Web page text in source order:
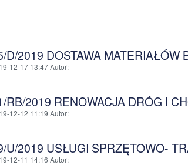
D/2019 DOSTAWA MATERIAŁÓW
12-17 13:47Autor:
RB/2019 RENOWACJA DRÓG I
12-12 11:19 Autor:
U/2019 USŁUGI SPRZĘTOWO-
12-11 14:16 Autor: